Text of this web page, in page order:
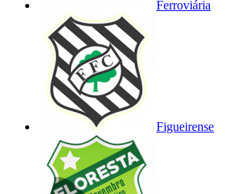
Ferroviária
Figueirense